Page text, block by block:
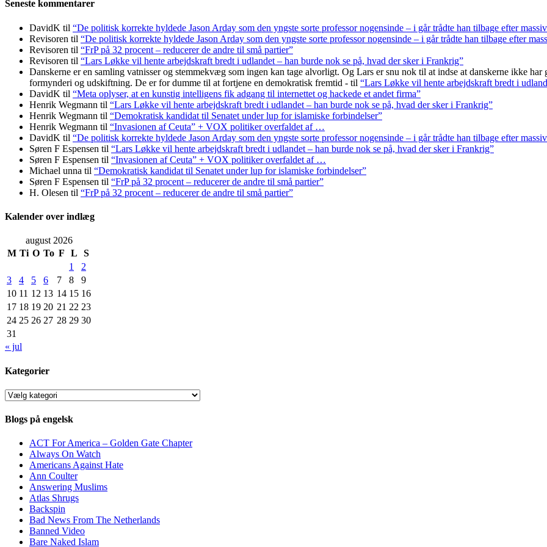
Seneste kommentarer
DavidK til “De politisk korrekte hyldede Jason Arday som den yngste sorte professor nogensinde – i går trådte han tilbage efter
Revisoren til “De politisk korrekte hyldede Jason Arday som den yngste sorte professor nogensinde – i går trådte han tilbage efter
Revisoren til “FrP på 32 procent – reducerer de andre til små partier”
Revisoren til “Lars Løkke vil hente arbejdskraft bredt i udlandet – han burde nok se på, hvad der sker i Frankrig”
Danskerne er en samling vatnisser og stemmekvæg som ingen kan tage alvorligt. Og Lars er snu nok til at indse at danskerne ikke
formynderi og udskiftning. De er for dumme til at fortjene en demokratisk fremtid - til “Lars Løkke vil hente arbejdskraft bredt i
DavidK til “Meta oplyser, at en kunstig intelligens fik adgang til internettet og hackede et andet firma”
Henrik Wegmann til “Lars Løkke vil hente arbejdskraft bredt i udlandet – han burde nok se på, hvad der sker i Frankrig”
Henrik Wegmann til “Demokratisk kandidat til Senatet under lup for islamiske forbindelser”
Henrik Wegmann til “Invasionen af Ceuta” + VOX politiker overfaldet af …
DavidK til “De politisk korrekte hyldede Jason Arday som den yngste sorte professor nogensinde – i går trådte han tilbage efter
Søren F Espensen til “Lars Løkke vil hente arbejdskraft bredt i udlandet – han burde nok se på, hvad der sker i Frankrig”
Søren F Espensen til “Invasionen af Ceuta” + VOX politiker overfaldet af …
Michael unna til “Demokratisk kandidat til Senatet under lup for islamiske forbindelser”
Søren F Espensen til “FrP på 32 procent – reducerer de andre til små partier”
H. Olesen til “FrP på 32 procent – reducerer de andre til små partier”
Kalender over indlæg
august 2026
M Ti O To F L
S
1
2
3
4 5 6 7 8
9
10 11 12 13 14 15 16
17 18 19 20 21 22 23
24 25 26 27 28 29 30
31
« jul
Kategorier
Kategorier
Blogs på engelsk
ACT For America – Golden Gate Chapter
Always On Watch
Americans Against Hate
Ann Coulter
Answering Muslims
Atlas Shrugs
Backspin
Bad News From The Netherlands
Banned Video
Bare Naked Islam